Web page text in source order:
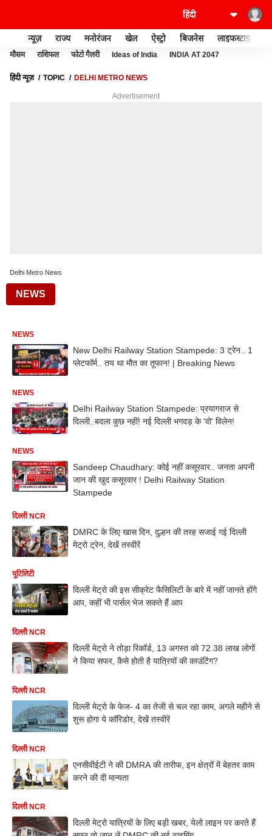
न्यूज़ राज्य मनोरंजन खेल ऐस्ट्रो बिजनेस लाइफस्टाइल
मौसम राशिफल फोटो गैलरी Ideas of India INDIA AT 2047
हिंदी न्यूज़ TOPIC DELHI METRO NEWS
Advertisement
Delhi Metro News
NEWS
NEWS
New Delhi Railway Station Stampede: 3 ट्रेन.. 1
प्लेटफॉर्म.. तय था मौत का तूफान! | Breaking News
NEWS
Delhi Railway Station Stampede: प्रयागराज से
दिल्ली..बदला कुछ नहीं! नई दिल्ली भगदड़ के 'वो' विलेन!
NEWS
Sandeep Chaudhary: कोई नहीं कसूरवार.. जनता अपनी
जान की खुद कसूरवार ! Delhi Railway Station
Stampede
दिल्ली NCR
DMRC के लिए खास दिन, दुल्हन की तरह सजाई गई दिल्ली
मेट्रो ट्रेन, देखें तस्वीरें
यूटिलिटी
दिल्ली मेट्रो की इस सीक्रेट फैसिलिटी के बारे में नहीं जानते होंगे
आप, कहीं भी पार्सल भेज सकते हैं आप
दिल्ली NCR
दिल्ली मेट्रो ने तोड़ा रिकॉर्ड, 13 अगस्त को 72.38 लाख लोगों
ने किया सफर, कैसे होती है यात्रियों की काउंटिंग?
दिल्ली NCR
दिल्ली मेट्रो के फेज- 4 का तेजी से चल रहा काम, अगले महीने से
शुरू होगा ये कॉरिडोर, देखें तस्वीरें
दिल्ली NCR
एनसीवीईटी ने की DMRA की तारीफ, इन क्षेत्रों में बेहतर काम
करने की दी मान्यता
दिल्ली NCR
दिल्ली मेट्रो ​यात्रियों के लिए बड़ी खबर, येलो लाइन पर करते हैं